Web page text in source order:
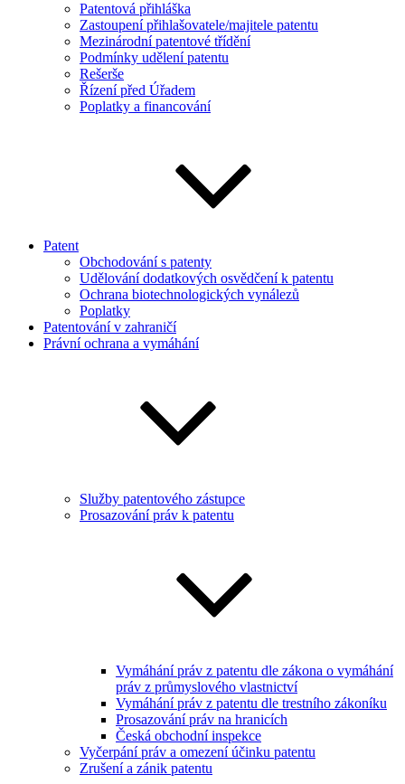
Patentová přihláška
Zastoupení přihlašovatele/majitele patentu
Mezinárodní patentové třídění
Podmínky udělení patentu
Rešerše
Řízení před Úřadem
Poplatky a financování
Patent
Obchodování s patenty
Udělování dodatkových osvědčení k patentu
Ochrana biotechnologických vynálezů
Poplatky
Patentování v zahraničí
Právní ochrana a vymáhání
Služby patentového zástupce
Prosazování práv k patentu
Vymáhání práv z patentu dle zákona o vymáhání
práv z průmyslového vlastnictví
Vymáhání práv z patentu dle trestního zákoníku
Prosazování práv na hranicích
Česká obchodní inspekce
Vyčerpání práv a omezení účinku patentu
Zrušení a zánik patentu